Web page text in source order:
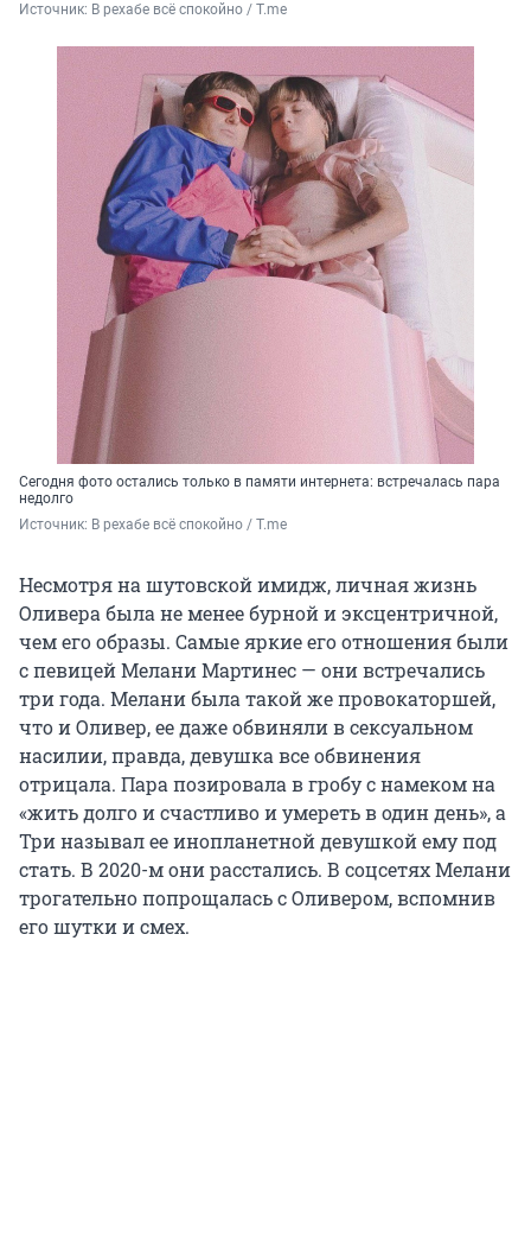
Источник: В рехабе всё спокойно / T.me
Сегодня фото остались только в памяти интернета: встречалась пара
недолго
Источник: В рехабе всё спокойно / T.me
Несмотря на шутовской имидж, личная жизнь
Оливера была не менее бурной и эксцентричной,
чем его образы. Самые яркие его отношения были
с певицей Мелани Мартинес — они встречались
три года. Мелани была такой же провокаторшей,
что и Оливер, ее даже обвиняли в сексуальном
насилии, правда, девушка все обвинения
отрицала. Пара позировала в гробу с намеком на
«жить долго и счастливо и умереть в один день», а
Три называл ее инопланетной девушкой ему под
стать. В 2020-м они расстались. В соцсетях Мелани
трогательно попрощалась с Оливером, вспомнив
его шутки и смех.